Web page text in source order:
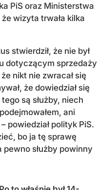
PiS oraz Ministerstwa
wizyta trwała kilka
stwierdził, że nie był
dotyczącym sprzedaży
nikt nie zwracał się
że dowiedział się
są służby, niech
ani
powiedział polityk PiS.
bo ja tę sprawę
pewno służby powinny